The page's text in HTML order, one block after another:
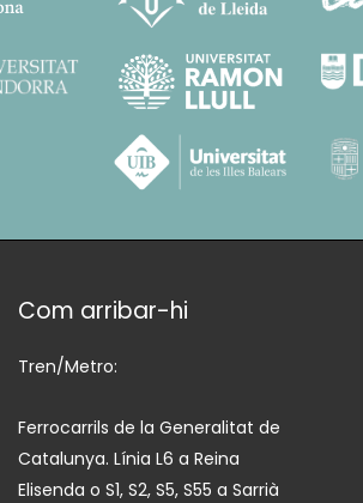
Com arribar-hi
Tren/Metro:
Ferrocarrils de la Generalitat de
Catalunya. Línia L6 a Reina
Elisenda o S1, S2, S5, S55 a Sarrià